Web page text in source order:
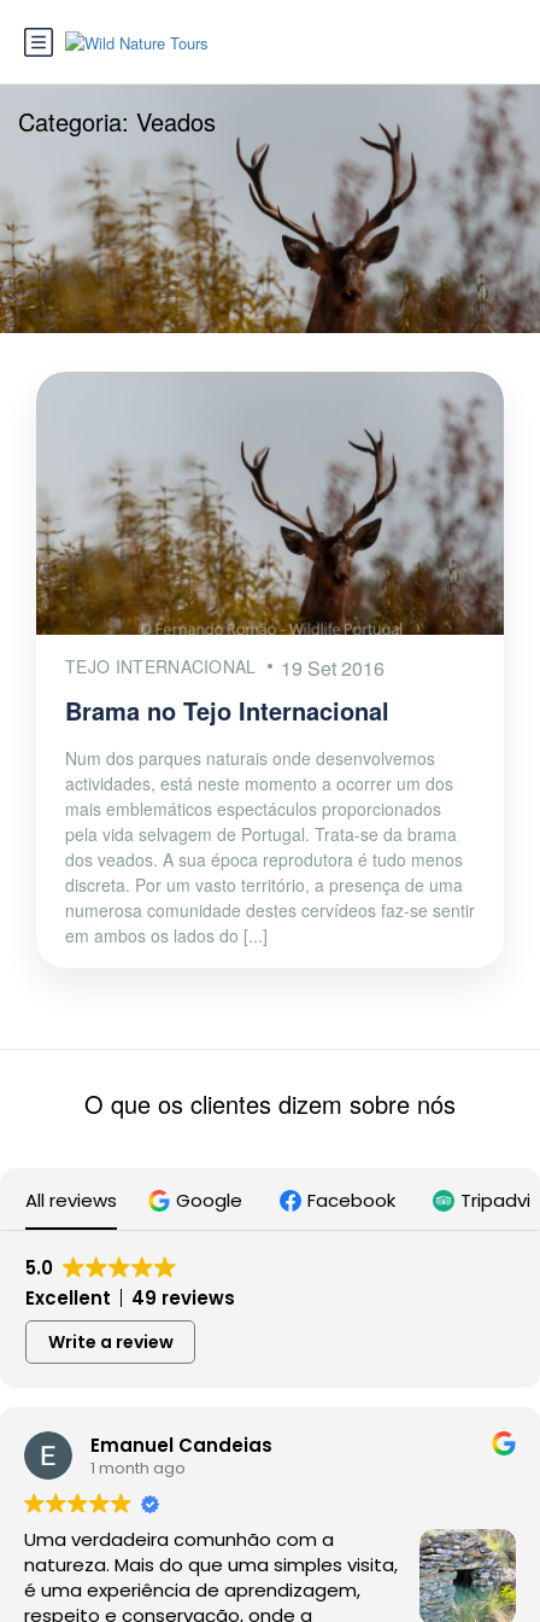
Categoria: Veados
TEJO INTERNACIONAL 19 Set 2016
Brama no Tejo Internacional
Num dos parques naturais onde desenvolvemos
actividades, está neste momento a ocorrer um dos
mais emblemáticos espectáculos proporcionados
pela vida selvagem de Portugal. Trata-se da brama
dos veados. A sua época reprodutora é tudo menos
discreta. Por um vasto território, a presença de uma
numerosa comunidade destes cervídeos faz-se sentir
em ambos os lados do [...]
O que os clientes dizem sobre nós
All reviews Google Facebook
5.0
Excellent
49 reviews
Write a review
Emanuel Candeias
1 month ago
Uma verdadeira comunhão com a
natureza. Mais do que uma simples visita,
é uma experiência de aprendizagem,
respeito e conservação, onde a